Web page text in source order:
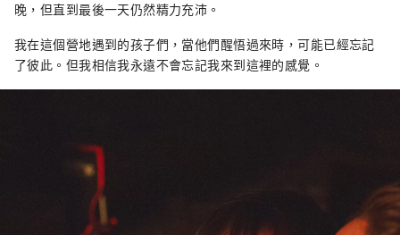
晚，但直到最後一天仍然精力充沛。
我在這個營地遇到的孩子們，當他們醒悟過來時，可能已經忘記
了彼此。但我相信我永遠不會忘記我來到這裡的感覺。